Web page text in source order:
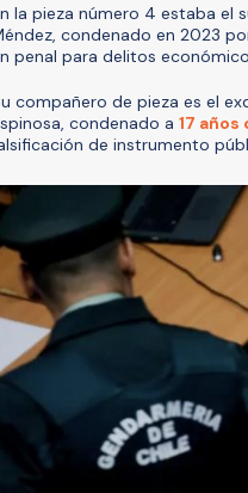
la pieza número 4 estaba el
condenado en 2023
penal para delitos
compañero de pieza es el
condenado a 17
de instrumento